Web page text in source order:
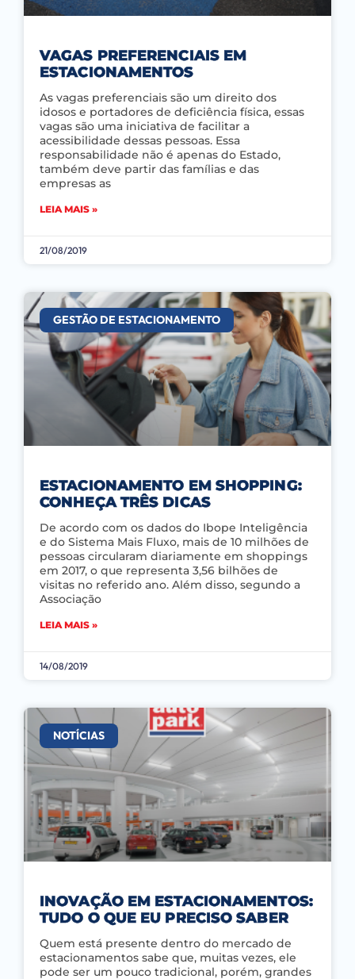
VAGAS PREFERENCIAIS EM
ESTACIONAMENTOS
As vagas preferenciais são um direito dos
idosos e portadores de deficiência física, essas
vagas são uma iniciativa de facilitar a
acessibilidade dessas pessoas. Essa
responsabilidade não é apenas do Estado,
também deve partir das famílias e das
empresas as
LEIA MAIS »
21/08/2019
GESTÃO DE ESTACIONAMENTO
ESTACIONAMENTO EM SHOPPING:
CONHEÇA TRÊS DICAS
De acordo com os dados do Ibope Inteligência
e do Sistema Mais Fluxo, mais de 10 milhões de
pessoas circularam diariamente em shoppings
em 2017, o que representa 3,56 bilhões de
visitas no referido ano. Além disso, segundo a
Associação
LEIA MAIS »
14/08/2019
NOTÍCIAS
INOVAÇÃO EM ESTACIONAMENTOS:
TUDO O QUE EU PRECISO SABER
Quem está presente dentro do mercado de
estacionamentos sabe que, muitas vezes, ele
pode ser um pouco tradicional, porém, grandes